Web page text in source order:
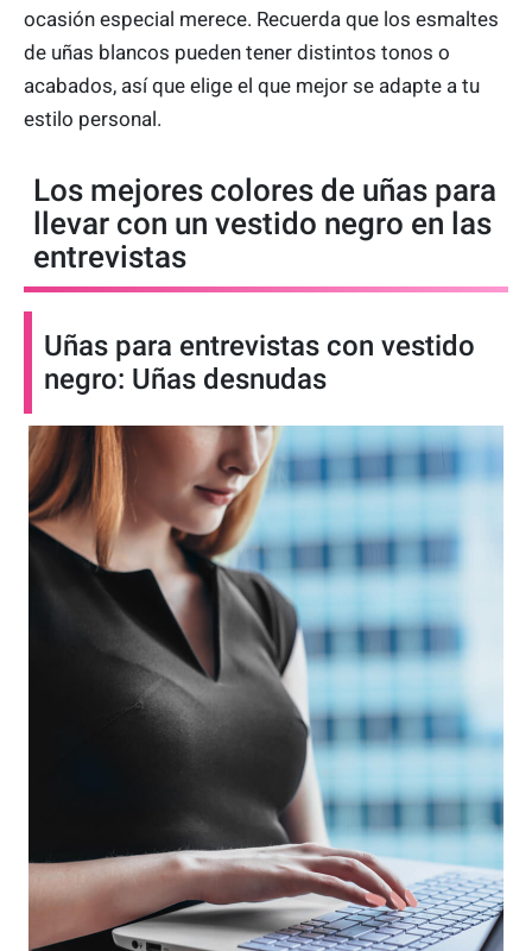
ocasión especial merece. Recuerda que los esmaltes
de uñas blancos pueden tener distintos tonos o
acabados, así que elige el que mejor se adapte a tu
estilo personal.
Los mejores colores de uñas para
llevar con un vestido negro en las
entrevistas
Uñas para entrevistas con vestido
negro: Uñas desnudas